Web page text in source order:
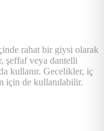
rahat bir giysi olarak
şeffaf veya dantelli
kullanır. Gecelikler, iç
için de kullanılabilir.